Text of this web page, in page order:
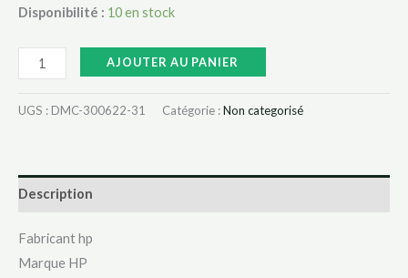
Disponibilité : 10 en stock
AJOUTER AU PANIER
UGS : DMC-300622-31 Catégorie :Non categorisé
Description
Fabricant ‎hp
Marque ‎HP